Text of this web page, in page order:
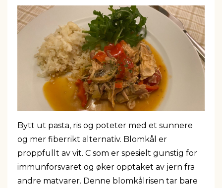
Bytt ut pasta, ris og poteter med et sunnere
og mer fiberrikt alternativ. Blomkål er
proppfullt av vit. C som er spesielt gunstig for
immunforsvaret og øker opptaket av jern fra
andre matvarer. Denne blomkålrisen tar bare